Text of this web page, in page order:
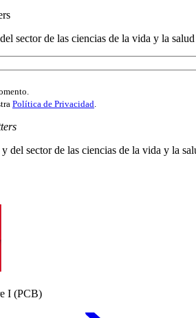
sector de las ciencias de la vida y la
Política de Privacidad.
del sector de las ciencias de la vida y la
I (PCB)